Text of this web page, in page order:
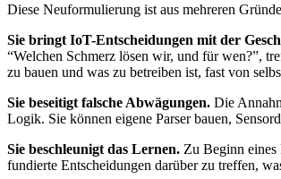
Diese Neuformulierung ist aus mehreren
Sie bringt IoT-Entscheidungen mit der
“Welchen Schmerz lösen wir, und für wen?”,
zu bauen und was zu betreiben ist, fast von
Sie beseitigt falsche Abwägungen. Die
Logik. Sie können eigene Parser bauen,
Sie beschleunigt das Lernen. Zu Beginn eines
fundierte Entscheidungen darüber zu treffen,